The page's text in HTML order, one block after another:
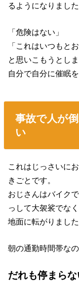
るようになりました
「危険はない」
「これはいつもと
と思いこもうとしま
自分で自分に催眠を
事故で人が
い
これはじっさいに
きごとです。
おじさんはバイク
っして大袈裟でな
地面に転がりました
朝の通勤時間帯な
だれも停まらな